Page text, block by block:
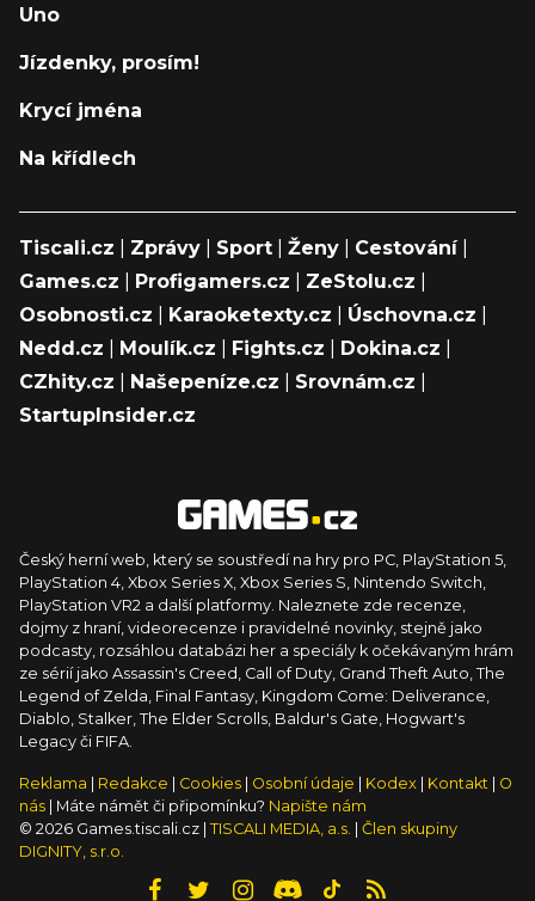
Uno
Jízdenky, prosím!
Krycí jména
Na křídlech
Tiscali.cz Zprávy Sport Ženy Cestování|
Games.cz
Profigamers.cz ZeStolu.cz
Osobnosti.cz
Karaoketexty.cz Úschovna.cz
Nedd.cz
Moulík.cz Fights.cz Dokina.cz
CZhity.cz
Našepeníze.cz Srovnám.cz
StartupInsider.cz
Český herní web, který se soustředí na hry pro PC, PlayStation 5,
PlayStation 4, Xbox Series X, Xbox Series S, Nintendo Switch,
PlayStation VR2 a další platformy. Naleznete zde recenze,
dojmy z hraní, videorecenze i pravidelné novinky, stejně jako
podcasty, rozsáhlou databázi her a speciály k očekávaným hrám
ze sérií jako Assassin's Creed, Call of Duty, Grand Theft Auto, The
Legend of Zelda, Final Fantasy, Kingdom Come: Deliverance,
Diablo, Stalker, The Elder Scrolls, Baldur's Gate, Hogwart's
Legacy či FIFA.
Reklama Redakce Cookies Osobní údaje Kodex Kontakt
O
nás
| Máte námět či připomínku? Napište nám
© 2026 Games.tiscali.cz | TISCALI MEDIA, a.s.
Člen skupiny
DIGNITY, s.r.o.